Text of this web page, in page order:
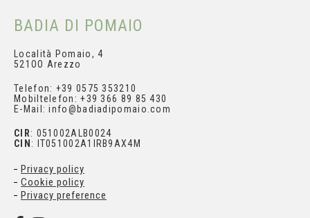
BADIA DI POMAIO
Località Pomaio, 4
521OO Arezzo
Telefon: +39 0575 353210
Mobiltelefon: +39 366 89 85 430
E-Mail: info@badiadipomaio.com
CIR
: 051002ALB0024
CIN: IT051002A1IRB9AX4M
Privacy policy
Cookie policy
Privacy preference